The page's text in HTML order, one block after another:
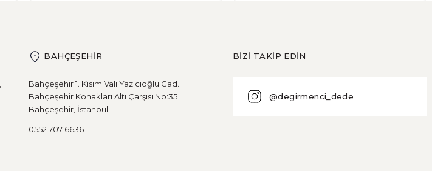
BAHÇEŞEHİR
Bahçeşehir 1. Kısım Vali Yazıcıoğlu Cad.
Bahçeşehir Konakları Altı Çarşısı No:35
Bahçeşehir, İstanbul
0552 707 6636
BİZİ TAKİP EDİN
@degirmenci_dede